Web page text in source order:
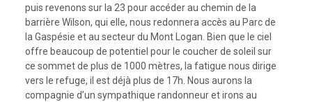
puis revenons sur la 23 pour accéder au chemin de la
barrière Wilson, qui elle, nous redonnera accès au Parc de
la Gaspésie et au secteur du Mont Logan. Bien que le ciel
offre beaucoup de potentiel pour le coucher de soleil sur
ce sommet de plus de 1000 mètres, la fatigue nous dirige
vers le refuge, il est déjà plus de 17h. Nous aurons la
compagnie d’un sympathique randonneur et irons au